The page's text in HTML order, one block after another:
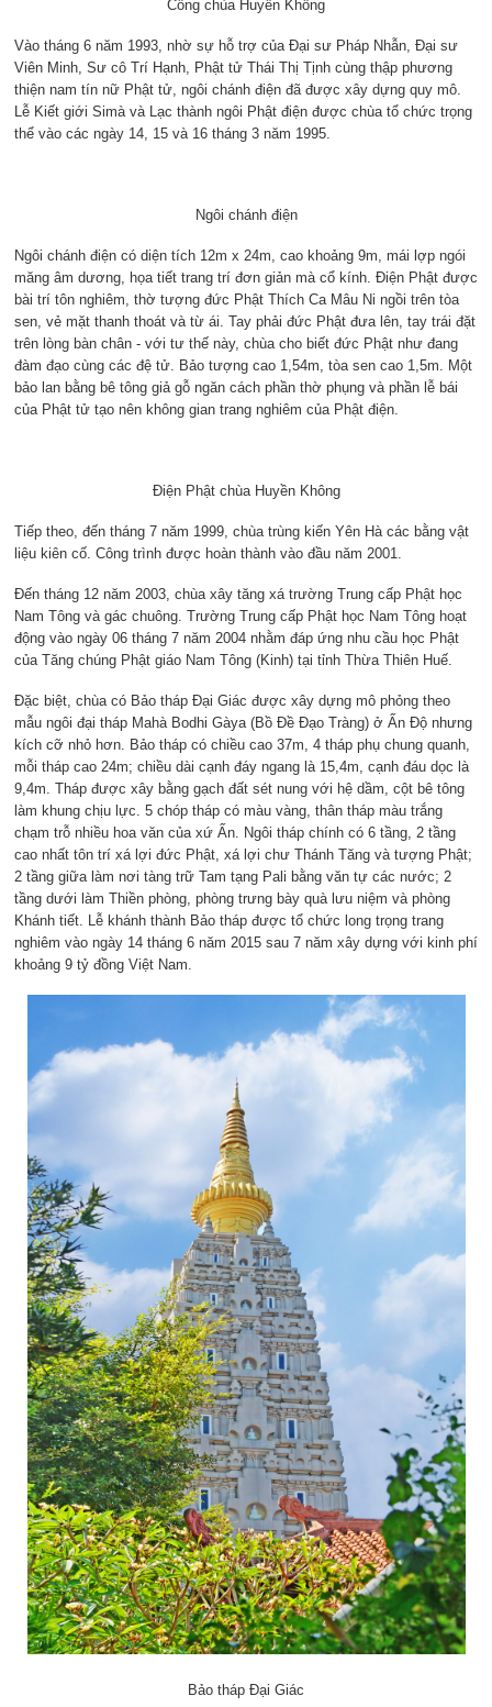
Cổng chùa Huyền Không
Vào tháng 6 năm 1993, nhờ sự hỗ trợ của Đại sư Pháp Nhẫn, Đại sư
Viên Minh, Sư cô Trí Hạnh, Phật tử Thái Thị Tịnh cùng thập phương
thiện nam tín nữ Phật tử, ngôi chánh điện đã được xây dựng quy mô.
Lễ Kiết giới Simà và Lạc thành ngôi Phật điện được chùa tổ chức trọng
thể vào các ngày 14, 15 và 16 tháng 3 năm 1995.
Ngôi chánh điện
Ngôi chánh điện có diện tích 12m x 24m, cao khoảng 9m, mái lợp ngói
măng âm dương, họa tiết trang trí đơn giản mà cổ kính. Điện Phật được
bài trí tôn nghiêm, thờ tượng đức Phật Thích Ca Mâu Ni ngồi trên tòa
sen, vẻ mặt thanh thoát và từ ái. Tay phải đức Phật đưa lên, tay trái đặt
trên lòng bàn chân - với tư thế này, chùa cho biết đức Phật như đang
đàm đạo cùng các đệ tử. Bảo tượng cao 1,54m, tòa sen cao 1,5m. Một
bảo lan bằng bê tông giả gỗ ngăn cách phần thờ phụng và phần lễ bái
của Phật tử tạo nên không gian trang nghiêm của Phật điện.
Điện Phật chùa Huyền Không
Tiếp theo, đến tháng 7 năm 1999, chùa trùng kiến Yên Hà các bằng vật
liệu kiên cố. Công trình được hoàn thành vào đầu năm 2001.
Đến tháng 12 năm 2003, chùa xây tăng xá trường Trung cấp Phật học
Nam Tông và gác chuông. Trường Trung cấp Phật học Nam Tông hoạt
động vào ngày 06 tháng 7 năm 2004 nhằm đáp ứng nhu cầu học Phật
của Tăng chúng Phật giáo Nam Tông (Kinh) tại tỉnh Thừa Thiên Huế.
Đặc biệt, chùa có Bảo tháp Đại Giác được xây dựng mô phỏng theo
mẫu ngôi đại tháp Mahà Bodhi Gàya (Bồ Đề Đạo Tràng) ở Ấn Độ nhưng
kích cỡ nhỏ hơn. Bảo tháp có chiều cao 37m, 4 tháp phụ chung quanh,
mỗi tháp cao 24m; chiều dài cạnh đáy ngang là 15,4m, cạnh đáu dọc là
9,4m. Tháp được xây bằng gạch đất sét nung với hệ dầm, cột bê tông
làm khung chịu lực. 5 chóp tháp có màu vàng, thân tháp màu trắng
chạm trỗ nhiều hoa văn của xứ Ấn. Ngôi tháp chính có 6 tầng, 2 tầng
cao nhất tôn trí xá lợi đức Phật, xá lợi chư Thánh Tăng và tượng Phật;
2 tầng giữa làm nơi tàng trữ Tam tạng Pali bằng văn tự các nước; 2
tầng dưới làm Thiền phòng, phòng trưng bày quà lưu niệm và phòng
Khánh tiết. Lễ khánh thành Bảo tháp được tổ chức long trọng trang
nghiêm vào ngày 14 tháng 6 năm 2015 sau 7 năm xây dựng với kinh phí
khoảng 9 tỷ đồng Việt Nam.
Bảo tháp Đại Giác